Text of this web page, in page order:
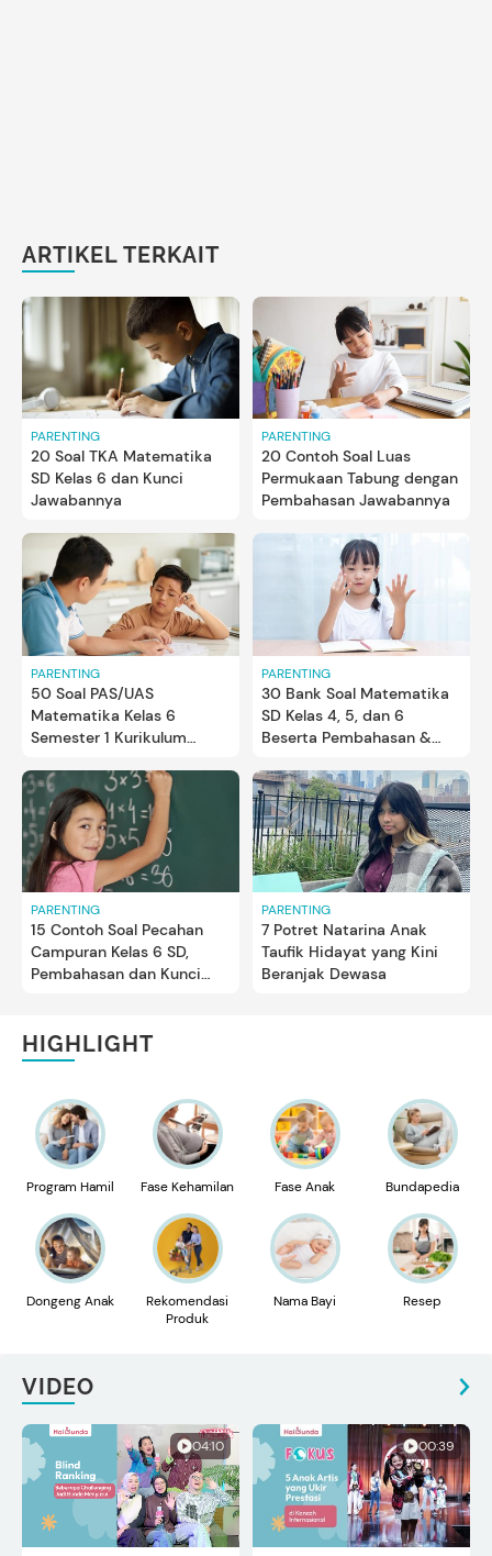
ARTIKEL TERKAIT
PARENTING
20 Soal TKA Matematika
SD Kelas 6 dan Kunci
Jawabannya
PARENTING
20 Contoh Soal Luas
Permukaan Tabung dengan
Pembahasan Jawabannya
PARENTING
50 Soal PAS/UAS
Matematika Kelas 6
Semester 1 Kurikulum
Jawabannya
PARENTING
30 Bank Soal Matematika
SD Kelas 4, 5, dan 6
Beserta Pembahasan &
PARENTING
15 Contoh Soal Pecahan
Campuran Kelas 6 SD,
Pembahasan dan Kunci
PARENTING
7 Potret Natarina Anak
Taufik Hidayat yang Kini
Beranjak Dewasa
HIGHLIGHT
Program Hamil Fase Kehamilan Fase Anak Bundapedia
Dongeng Anak
Rekomendasi
Produk
Nama Bayi Resep
VIDEO
04:10 00:39